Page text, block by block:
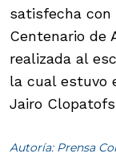
satisfecha con
Centenario de
realizada al
la cual estuvo
Jairo
Autoría: Prensa